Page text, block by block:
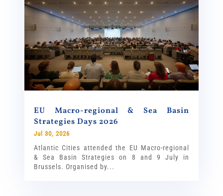
EU Macro-regional & Sea Basin
Strategies Days 2026
Jul 30, 2026
Atlantic Cities attended the EU Macro-regional
& Sea Basin Strategies on 8 and 9 July in
Brussels. Organised by...